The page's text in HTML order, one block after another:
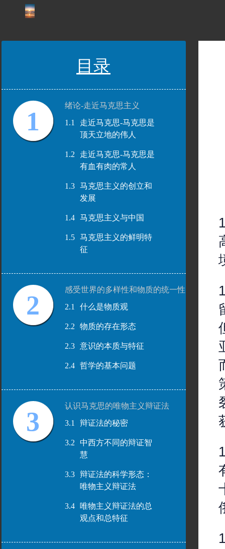
目录
1
绪论-走近马克思主义
1.1
走近马克思-马克思是
顶天立地的伟人
1.2
走近马克思-马克思是
有血有肉的常人
1.3
马克思主义的创立和
发展
1.4 马克思主义与中国
1.5
马克思主义的鲜明特
征
2
感受世界的多样性和物质的统一性
2.1
什么是物质观
2.2 物质的存在形态
2.3 意识的本质与特征
2.4 哲学的基本问题
3
认识马克思的唯物主义辩证法
3.1
辩证法的秘密
3.2
中西方不同的辩证智
慧
3.3
辩证法的科学形态：
唯物主义辩证法
3.4
唯物主义辩证法的总
观点和总特征